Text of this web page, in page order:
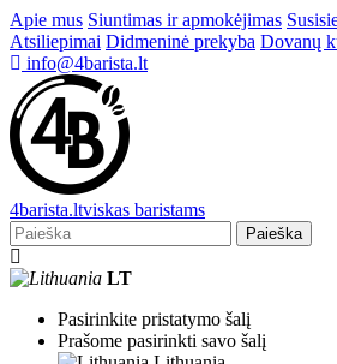
Apie mus Siuntimas ir apmokėjimas
Atsiliepimai Didmeninė prekyba Dovanų
info@4barista.lt
4barista.ltviskas baristams
Paieška
LT
Pasirinkite pristatymo šalį
Prašome pasirinkti savo šalį